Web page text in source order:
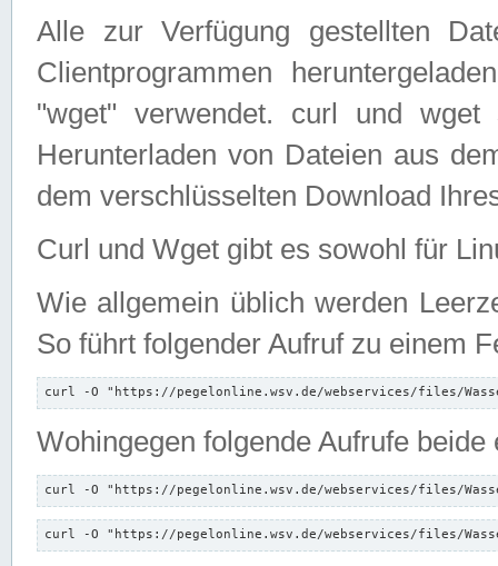
Alle zur Verfügung gestellten
Clientprogrammen
"wget" verwendet. curl und wget
Herunterladen von Dateien aus
dem verschlüsselten Download
Curl und Wget gibt es sowohl für
Wie allgemein üblich werden
So führt folgender Aufruf zu einem
curl -O "https://pegelonline.wsv.de/webservices/files/
Wohingegen folgende Aufrufe beide
curl -O "https://pegelonline.wsv.de/webservices/files/
curl -O "https://pegelonline.wsv.de/webservices/files/